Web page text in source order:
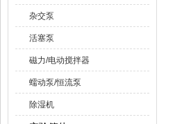
杂交泵
活塞泵
磁力/电动搅拌器
蠕动泵/恒流泵
除湿机